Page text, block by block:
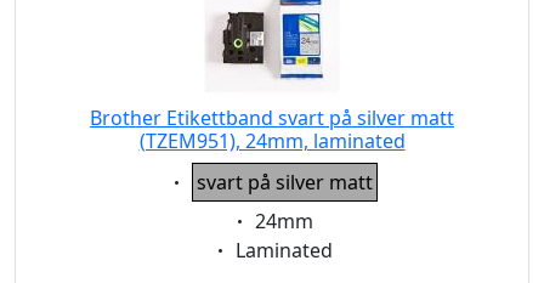
Brother Etikettband svart på silver matt
(TZEM951), 24mm, laminated
Eigenschaft:
svart på silver matt
Eigenschaft:
24mm
Eigenschaft:
Laminated